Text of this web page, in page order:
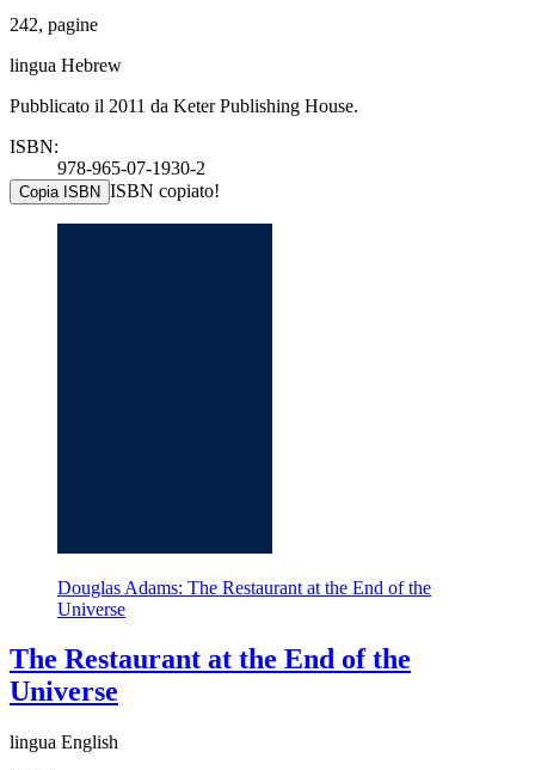
242, pagine
lingua Hebrew
Pubblicato il 2011 da Keter Publishing House.
ISBN:
978-965-07-1930-2
Copia ISBN ISBN copiato!
Douglas Adams: The Restaurant at the End of the
Universe
The Restaurant at the End of the
Universe
lingua English